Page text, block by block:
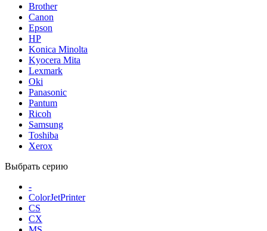
Brother
Canon
Epson
HP
Konica Minolta
Kyocera Mita
Lexmark
Oki
Panasonic
Pantum
Ricoh
Samsung
Toshiba
Xerox
Выбрать серию
-
ColorJetPrinter
CS
CX